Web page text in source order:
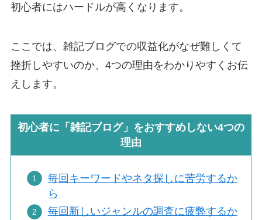
初心者にはハードルが高くなります。
ここでは、雑記ブログでの収益化がなぜ難しくて
挫折しやすいのか、4つの理由をわかりやすくお伝
えします。
初心者に「雑記ブログ」をおすすめしない4つの
理由
毎回キーワードやネタ探しに苦労するか
ら
毎回新しいジャンルの調査に疲弊するか